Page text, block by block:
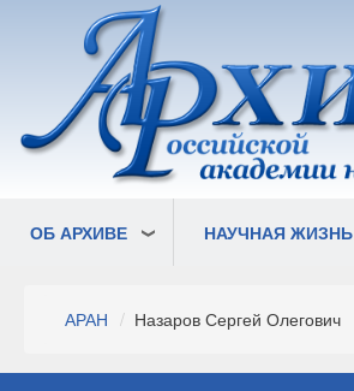
основному
содержанию
ОБ АРХИВЕ НАУЧНАЯ ЖИЗНЬ
Строка
АРАН Назаров Сергей Олегович